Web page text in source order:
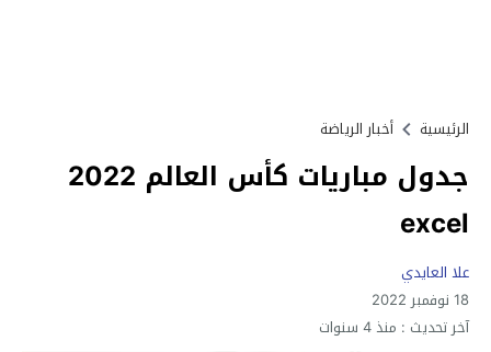
الرئيسية أخبار الرياضة
جدول مباريات كأس العالم 2022
excel
علا العايدي
18 نوفمبر 2022
آخر تحديث : منذ 4 سنوات